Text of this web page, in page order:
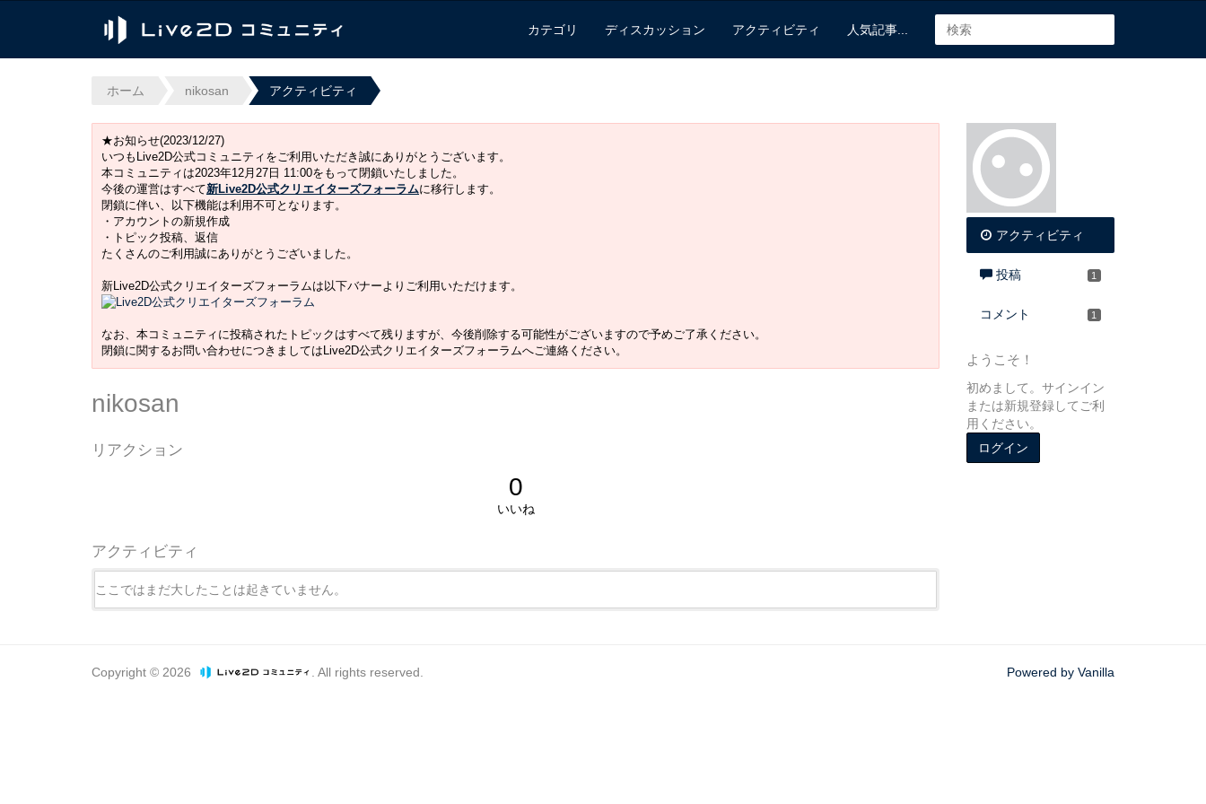
カテゴリ ディスカッション アクティビティ 人気記事...
ホーム nikosan アクティビティ
★お知らせ(2023/12/27)
いつもLive2D公式コミュニティをご利用いただき誠にありがとうございます。
本コミュニティは2023年12月27日 11:00をもって閉鎖いたしました。
今後の運営はすべて新Live2D公式クリエイターズフォーラムに移行します。
閉鎖に伴い、以下機能は利用不可となります。
・アカウントの新規作成
・トピック投稿、返信
たくさんのご利用誠にありがとうございました。
新Live2D公式クリエイターズフォーラムは以下バナーよりご利用いただけます。
なお、本コミュニティに投稿されたトピックはすべて残りますが、今後削除する可能性がございますので予めご了承ください。
閉鎖に関するお問い合わせにつきましてはLive2D公式クリエイターズフォーラムへご連絡ください。
nikosan
リアクション
0
いいね
アクティビティ
ここではまだ大したことは起きていません。
アクティビティ
投稿 1
コメント 1
ようこそ！
初めまして。サインイン
または新規登録してご利
用ください。
ログイン
Copyright © 2026 . All rights reserved. Powered by Vanilla